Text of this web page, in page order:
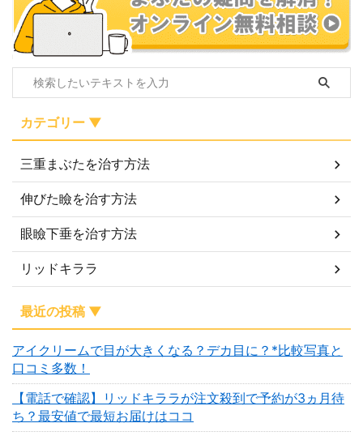
カテゴリー ▼
三重まぶたを治す方法
伸びた瞼を治す方法
眼瞼下垂を治す方法
リッドキララ
最近の投稿 ▼
アイクリームで目が大きくなる？デカ目に？*比較写真と
口コミ多数！
【電話で確認】リッドキララが注文殺到で予約が3ヵ月待
ち？最安値で最短お届けはココ